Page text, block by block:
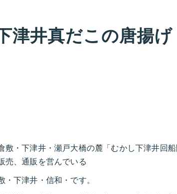
津井真だこの唐揚げ
敷・下津井・瀬戸大橋の麓「むかし下津井回
売、通販を営んでいる
・下津井・信和・です。